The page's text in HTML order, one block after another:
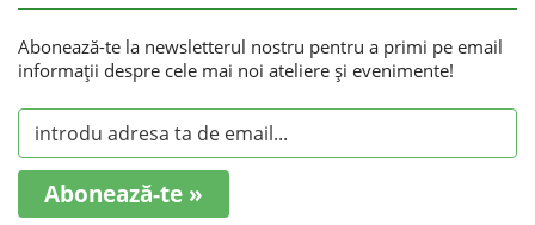
Abonează-te la newsletterul nostru pentru a primi pe email
informaţii despre cele mai noi ateliere şi evenimente!
Abonează-te »